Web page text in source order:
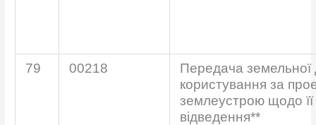
79 00218
Передача земельної
користування за
землеустрою щодо її
відведення**